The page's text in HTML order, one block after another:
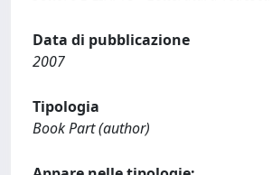
Data di pubblicazione
2007
Tipologia
Book Part (author)